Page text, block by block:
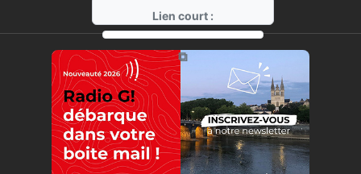
Lien court :
https://radio-g.fr?15143
⧉